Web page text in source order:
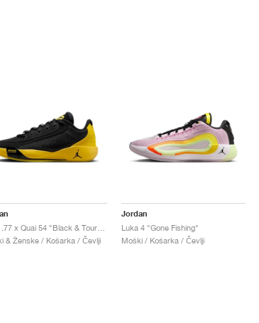
Luka .77 x Quai 54 "Black & Tour Yellow"
& Ženske / Košarka / Čevlji
Jordan
Luka 4 "Gone Fishing"
Moški / Košarka / Čevlji